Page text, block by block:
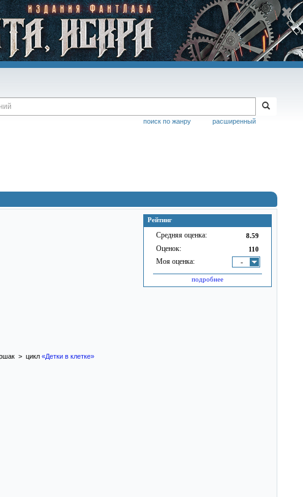
расширенный
поиск по жанру
Рейтинг
Средняя оценка: 8.59
Оценок: 110
Моя оценка: -
подробнее
> цикл «Детки в клетке»